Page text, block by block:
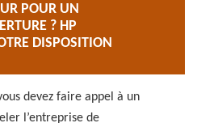
POUR UN
? HP
DISPOSITION
devez faire appel à un
l’entreprise de